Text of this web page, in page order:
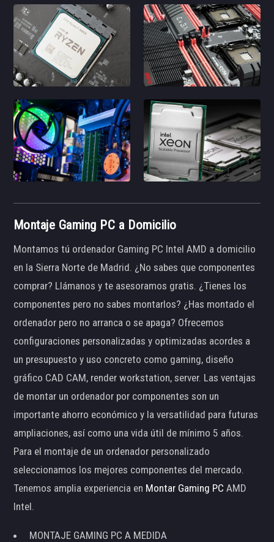
Montaje Gaming PC a Domicilio
Montamos tú ordenador Gaming PC Intel AMD a domicilio
en la Sierra Norte de Madrid. ¿No sabes que componentes
comprar? Llámanos y te asesoramos gratis. ¿Tienes los
componentes pero no sabes montarlos? ¿Has montado el
ordenador pero no arranca o se apaga? Ofrecemos
configuraciones personalizadas y optimizadas acordes a
un presupuesto y uso concreto como gaming, diseño
gráfico CAD CAM, render workstation, server. Las ventajas
de montar un ordenador por componentes son un
importante ahorro económico y la versatilidad para futuras
ampliaciones, así como una vida útil de mínimo 5 años.
Para el montaje de un ordenador personalizado
seleccionamos los mejores componentes del mercado.
Tenemos amplia experiencia en Montar Gaming PC AMD
Intel.
MONTAJE GAMING PC A MEDIDA